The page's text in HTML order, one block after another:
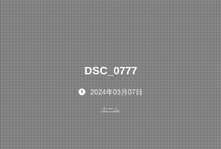
DSC_0777
2024年03月07日
ホーム